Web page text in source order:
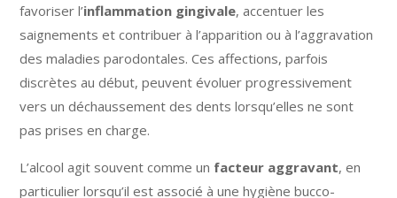
favoriser l’inflammation gingivale, accentuer les
saignements et contribuer à l’apparition ou à l’aggravation
des maladies parodontales. Ces affections, parfois
discrètes au début, peuvent évoluer progressivement
vers un déchaussement des dents lorsqu’elles ne sont
pas prises en charge.
L’alcool agit souvent comme un facteur aggravant, en
particulier lorsqu’il est associé à une hygiène bucco-